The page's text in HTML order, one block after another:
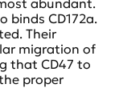
abundant.
binds CD172a.
Their
migration of
that CD47 to
proper